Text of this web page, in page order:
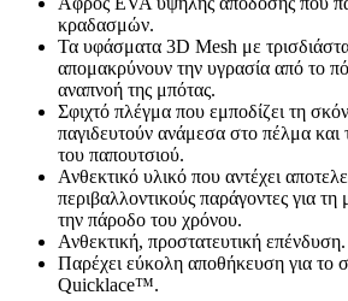
κραδασμών.
Τα υφάσματα 3D Mesh με
απομακρύνουν την υγρασία από το
αναπνοή της μπότας.
Σφιχτό πλέγμα που εμποδίζει τη
παγιδευτούν ανάμεσα στο πέλμα και
του παπουτσιού.
Ανθεκτικό υλικό που αντέχει
περιβαλλοντικούς παράγοντες για
την πάροδο του χρόνου.
Ανθεκτική, προστατευτική επένδυση.
Παρέχει εύκολη αποθήκευση για το
Quicklace™.